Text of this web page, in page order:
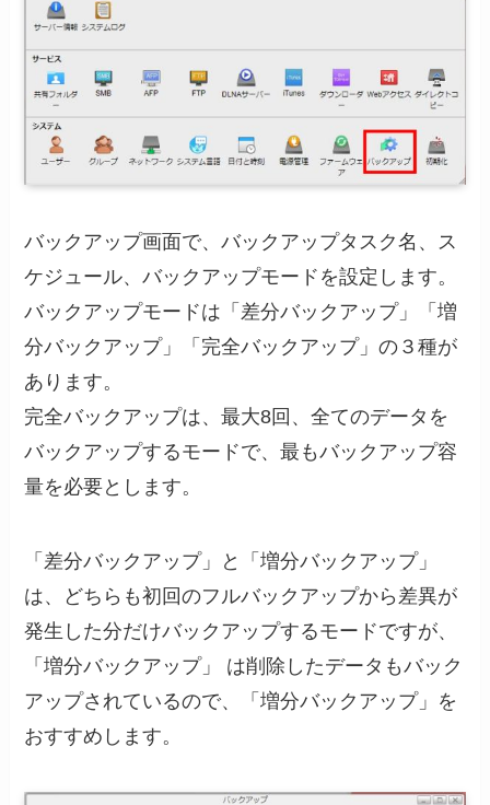
バックアップ画面で、バックアップタスク名、ス
ケジュール、バックアップモードを設定します。
バックアップモードは「差分バックアップ」「増
分バックアップ」「完全バックアップ」の３種が
あります。
完全バックアップは、最大8回、全てのデータを
バックアップするモードで、最もバックアップ容
量を必要とします。
「差分バックアップ」と「増分バックアップ」
は、どちらも初回のフルバックアップから差異が
発生した分だけバックアップするモードですが、
「増分バックアップ」 は削除したデータもバック
アップされているので、「増分バックアップ」を
おすすめします。